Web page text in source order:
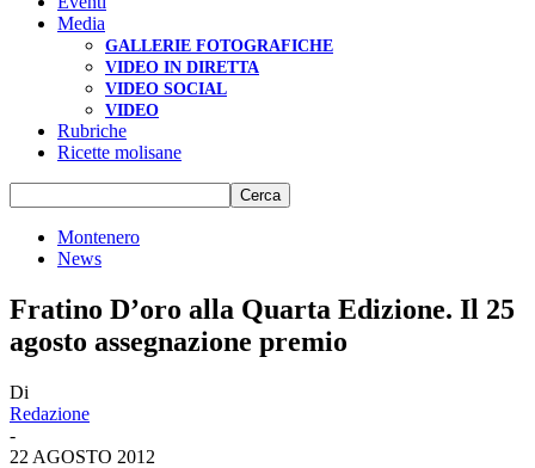
Media
GALLERIE FOTOGRAFICHE
VIDEO IN DIRETTA
VIDEO SOCIAL
VIDEO
Rubriche
Ricette molisane
Montenero
News
Fratino D’oro alla Quarta Edizione. Il 25
agosto assegnazione premio
Di
Redazione
-
22 AGOSTO 2012